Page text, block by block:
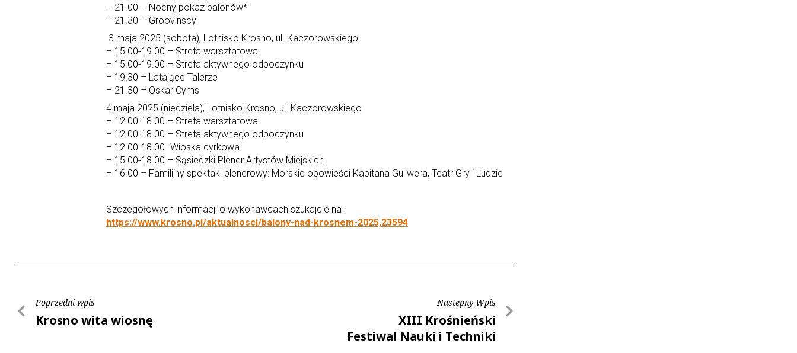
– 21.00 – Nocny pokaz balonów*
– 21.30 – Groovinscy
3 maja 2025 (sobota), Lotnisko Krosno, ul. Kaczorowskiego
– 15.00-19.00 – Strefa warsztatowa
– 15.00-19.00 – Strefa aktywnego odpoczynku
– 19.30 – Latające Talerze
– 21.30 – Oskar Cyms
4 maja 2025 (niedziela), Lotnisko Krosno, ul. Kaczorowskiego
– 12.00-18.00 – Strefa warsztatowa
– 12.00-18.00 – Strefa aktywnego odpoczynku
– 12.00-18.00- Wioska cyrkowa
– 15.00-18.00 – Sąsiedzki Plener Artystów Miejskich
– 16.00 – Familijny spektakl plenerowy: Morskie opowieści Kapitana Guliwera, Teatr Gry i Ludzie
Szczegółowych informacji o wykonawcach szukajcie na :
https://www.krosno.pl/aktualnosci/balony-nad-krosnem-2025,23594
Poprzedni wpis
Krosno wita wiosnę
Następny Wpis
XIII Krośnieński
Festiwal Nauki i Techniki